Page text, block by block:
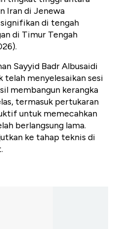
Iran di Jenewa
di tengah
di Timur Tengah
Sayyid Badr Albusaidi
telah menyelesaikan sesi
membangun kerangka
termasuk pertukaran
untuk memecahkan
berlangsung lama.
ke tahap teknis di